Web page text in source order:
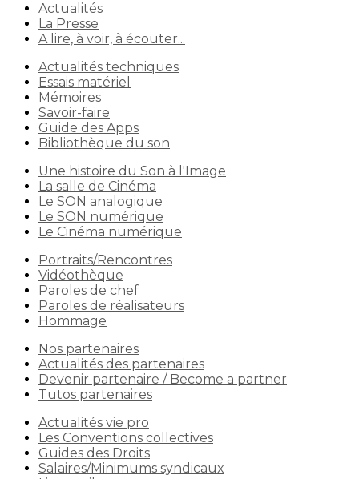
Actualités
La Presse
A lire, à voir, à écouter...
Actualités techniques
Essais matériel
Mémoires
Savoir-faire
Guide des Apps
Bibliothèque du son
Une histoire du Son à l'Image
La salle de Cinéma
Le SON analogique
Le SON numérique
Le Cinéma numérique
Portraits/Rencontres
Vidéothèque
Paroles de chef
Paroles de réalisateurs
Hommage
Nos partenaires
Actualités des partenaires
Devenir partenaire / Become a partner
Tutos partenaires
Actualités vie pro
Les Conventions collectives
Guides des Droits
Salaires/Minimums syndicaux